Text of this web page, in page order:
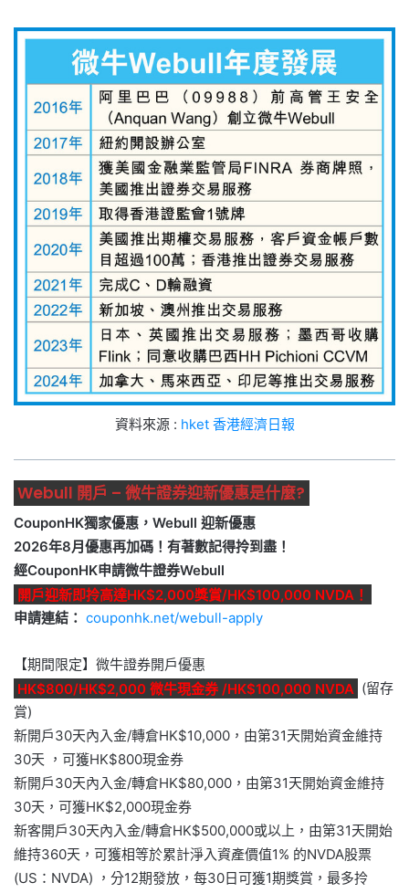
資料來源 : hket 香港經濟日報
Webull 開戶 – 微牛證券迎新優惠是什麼?
CouponHK獨家優惠，Webull 迎新優惠
2026年8月優惠再加碼！有著數記得拎到盡！
經CouponHK申請微牛證券Webull
開戶迎新即拎高達HK$2,000獎賞/HK$100,000 NVDA！
申請連結： couponhk.net/webull-apply
【期間限定】微牛證券開戶優惠
HK$800/HK$2,000 微牛現金券 /HK$100,000 NVDA (留存
賞)
新開戶30天內入金/轉倉HK$10,000，由第31天開始資金維持
30天 ，可獲HK$800現金券
新開戶30天內入金/轉倉HK$80,000，由第31天開始資金維持
30天，可獲HK$2,000現金券
新客開戶30天內入金/轉倉HK$500,000或以上，由第31天開始
維持360天，可獲相等於累計淨入資產價值1% 的NVDA股票
(US：NVDA) ，分12期發放，每30日可獲1期獎賞，最多拎